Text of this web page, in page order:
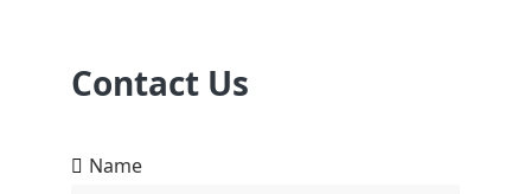
Contact Us
Name